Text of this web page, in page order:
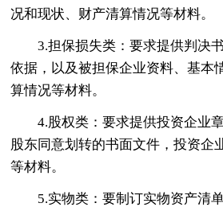
况和现状、财产清算情况等材料。
3.担保损失类：要求提供判决
依据，以及被担保企业资料、基本
算情况等材料。
4.股权类：要求提供投资企业
股东同意划转的书面文件，投资企
等材料。
5.实物类：要制订实物资产清